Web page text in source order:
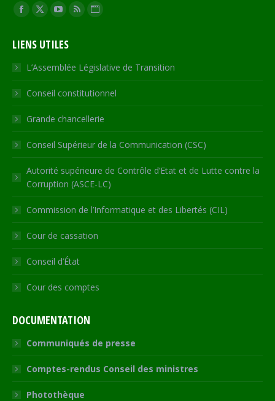
Trouvez nous sur :
Facebook
opens
in
new
window
X
opens
in
new
window
YouTube
opens
in
new
window
RSS
in
new
window
Site
opens
in
new
LIENS UTILES
L’Assemblée Législative de Transition
Conseil constitutionnel
Grande chancellerie
Conseil Supérieur de la Communication (CSC)
Autorité supérieure de Contrôle d’Etat et de Lutte contre la
Corruption (ASCE-LC)
Commission de l’Informatique et des Libertés (CIL)
Cour de cassation
Conseil d’État
Cour des comptes
DOCUMENTATION
Communiqués de presse
Comptes-rendus Conseil des ministres
Photothèque